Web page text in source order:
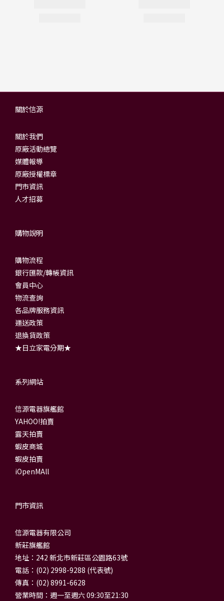
關於信源
關於我們
原廠活動總覽
媒體報導
原廠授權標章
門市資訊
人才招募
購物說明
購物流程
銀行匯款/轉帳資訊
會員中心
物流查詢
各品牌服務資訊
運送政策
退換貨政策
★日立家電分期★
系列網站
信源電器旗艦館
YAHOO!拍賣
露天拍賣
蝦皮商城
蝦皮拍賣
iOpenMAll
門市資訊
信源電器有限公司
新莊旗艦館
地址：242 新北市新莊區公園路63號
電話：(02) 2998-9288 (代表號)
傳真：(02) 8991-6628
營業時間：週一至週六 09:30至21:30